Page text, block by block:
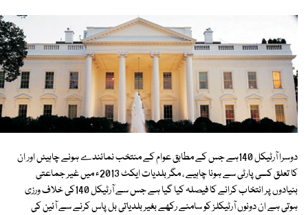
دوسرا آرٹیکل 140ہے جس کے مطابق عوام کے منتخب نمائندے ہونے چاہیئں اور ان
کا تعلق کسی پارٹی سے ہونا چاہیے ، مگر بلدیات ایکٹ 2013ء میں غیر جماعتی
بنیادوں پر انتخاب کرانے کا فیصلہ کیا گیا ہے جس سے آرٹیکل 140کی خلاف ورزی
ہوتی ہے ان دونوں آرٹیکلز کو سامنے رکھے بغیر بلدیاتی بل پاس کرنے سے آئین کی